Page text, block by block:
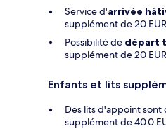
Service d'arrivée
supplément de 20
Possibilité de départ
supplément de 20
Enfants et lits
Des lits d'appoint
supplément de 40.0